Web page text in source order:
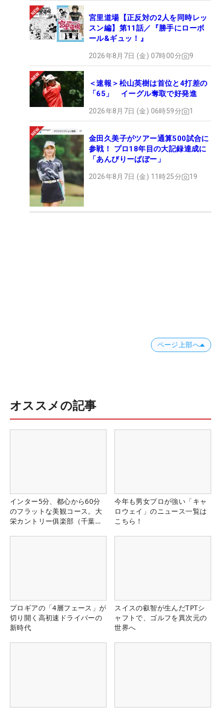
宮里道場【正反対の2人を同時レッ
スン編】第11話／『勝手にローボ
ール&ギュッ！』
2026年8月7日 (金) 07時00分 9
＜速報＞松山英樹は首位と4打差の
「65」 イーグル奪取で好発進
2026年8月7日 (金) 06時59分 1
金田久美子がツアー通算500試合に
参戦！ プロ18年目の大記録達成に
「あんびりーばぼー」
2026年8月7日 (金) 11時25分 19
ページ上部へ
オススメの記事
インター5分、都心から60分
のフラットな美観コース。大
栄カントリー俱楽部（千葉
今年も男女プロが強い「キャ
ロウェイ」のニュース一覧は
こちら！
プロギアの「4層フェース」が
切り開く高初速ドライバーの
新時代
スイスの叡智が生んだTPTシ
ャフトで、ゴルフを異次元の
世界へ